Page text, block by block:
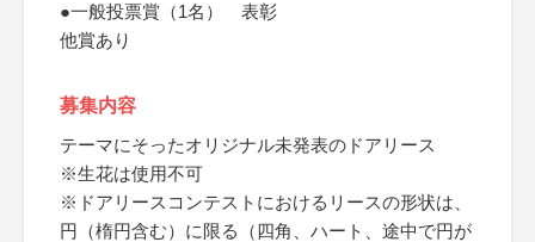
●一般投票賞（1名） 表彰
他賞あり
募集内容
テーマにそったオリジナル未発表のドアリース
※生花は使用不可
※ドアリースコンテストにおけるリースの形状は、
円（楕円含む）に限る（四角、ハート、途中で円が